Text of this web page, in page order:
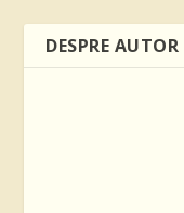
DESPRE AUTOR